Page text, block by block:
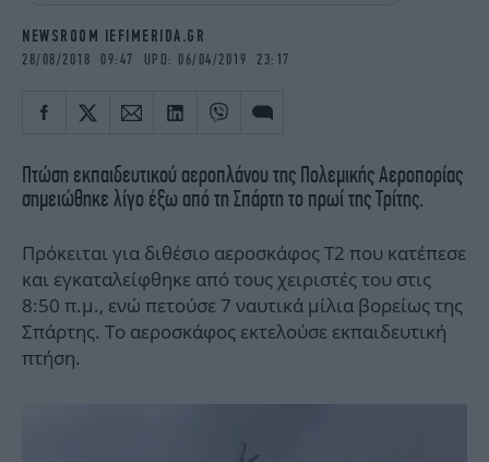
OSCARS
NEWSROOM IEFIMERIDA.GR
28/08/2018 09:47 UPD: 06/04/2019 23:17
Πτώση εκπαιδευτικού αεροπλάνου της Πολεμικής Αεροπορίας
σημειώθηκε λίγο έξω από τη Σπάρτη το πρωί της Τρίτης.
Πρόκειται για διθέσιο αεροσκάφος Τ2 που κατέπεσε
και εγκαταλείφθηκε από τους χειριστές του στις
8:50 π.μ., ενώ πετούσε 7 ναυτικά μίλια βορείως της
Σπάρτης. Το αεροσκάφος εκτελούσε εκπαιδευτική
πτήση.